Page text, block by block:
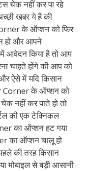
चेक नहीं कर पा रहे
खबर ये है की
के ऑप्शन को फिर
हो और आपने
में आवेदन किया है तो आप
चाहते होंगे की आप को
ऐसे में यदि किसान
Corner के ऑप्शन को
नहीं कर पाते हो तो
की एक टेक्निकल
का ऑप्शन हट गया
का ऑप्शन चालू हो
की तरह किसान
मोबाइल से बड़ी आसानी